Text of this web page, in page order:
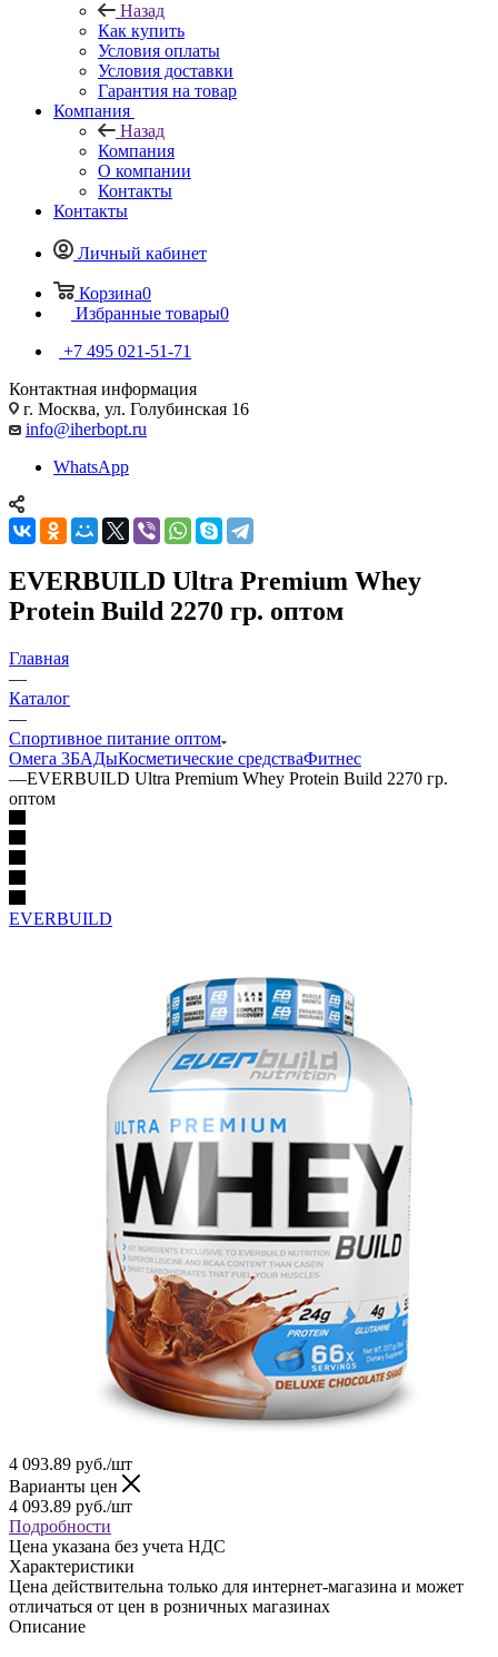
Назад
Как купить
Условия оплаты
Условия доставки
Гарантия на товар
Компания
Назад
Компания
О компании
Контакты
Контакты
Личный кабинет
Корзина0
Избранные товары0
+7 495 021-51-71
Контактная информация
г. Москва, ул. Голубинская 16
info@iherbopt.ru
WhatsApp
EVERBUILD Ultra Premium Whey
Protein Build 2270 гр. оптом
Главная
—
Каталог
—
Спортивное питание оптом
Омега 3БАДыКосметические средстваФитнес
—EVERBUILD Ultra Premium Whey Protein Build 2270 гр.
оптом
EVERBUILD
4 093.89 руб./шт
Варианты цен
4 093.89 руб./шт
Подробности
Цена указана без учета НДС
Характеристики
Цена действительна только для интернет-магазина и может
отличаться от цен в розничных магазинах
Описание